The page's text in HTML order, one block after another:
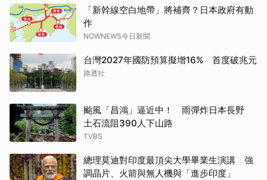
「新幹線空白地帶」將補齊？日本政府有動
作
NOWNEWS今日新聞
台灣2027年國防預算擬增16% 首度破兆元
路透社
颱風「昌鴻」逼近中！ 雨彈炸日本長野
土石流阻390人下山路
TVBS
總理莫迪對印度最頂尖大學畢業生演講 強
調晶片、火箭與無人機與「進步印度」